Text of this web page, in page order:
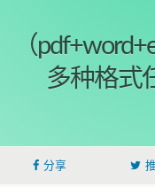
（
多种格式
分享